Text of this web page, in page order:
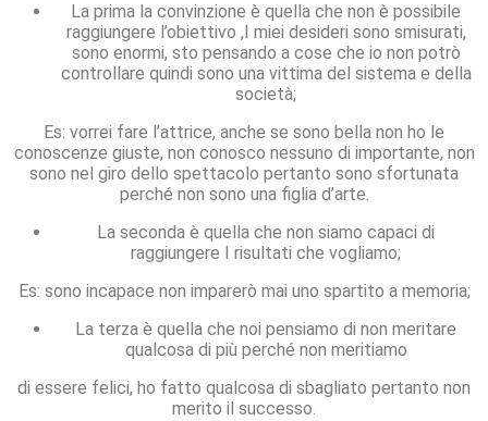
La prima la convinzione è quella che non è possibile
raggiungere l’obiettivo ,I miei desideri sono smisurati,
sono enormi, sto pensando a cose che io non potrò
controllare quindi sono una vittima del sistema e della
società;
Es: vorrei fare l’attrice, anche se sono bella non ho le
conoscenze giuste, non conosco nessuno di importante, non
sono nel giro dello spettacolo pertanto sono sfortunata
perché non sono una figlia d’arte.
La seconda è quella che non siamo capaci di
raggiungere I risultati che vogliamo;
Es: sono incapace non imparerò mai uno spartito a memoria;
La terza è quella che noi pensiamo di non meritare
qualcosa di più perché non meritiamo
di essere felici, ho fatto qualcosa di sbagliato pertanto non
merito il successo.